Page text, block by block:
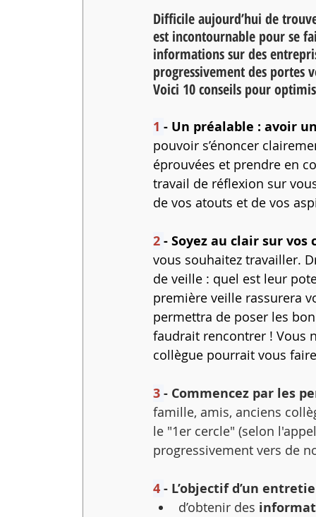
Difficile aujourd’hui de
est incontournable pour se
informations sur des
progressivement des portes
Voici 10 conseils pour
1 - Un préalable : avoir
pouvoir s’énoncer
éprouvées et prendre en
travail de réflexion sur
de vos atouts et de vos
2 - Soyez au clair sur vos
vous souhaitez travailler.
de veille : quel est leur
première veille rassurera
permettra de poser les
faudrait rencontrer ! Vous
collègue pourrait vous
3 - Commencez par les
famille, amis, anciens
le "1er cercle" (selon
progressivement vers de
4 - L’objectif d’un
d’obtenir des